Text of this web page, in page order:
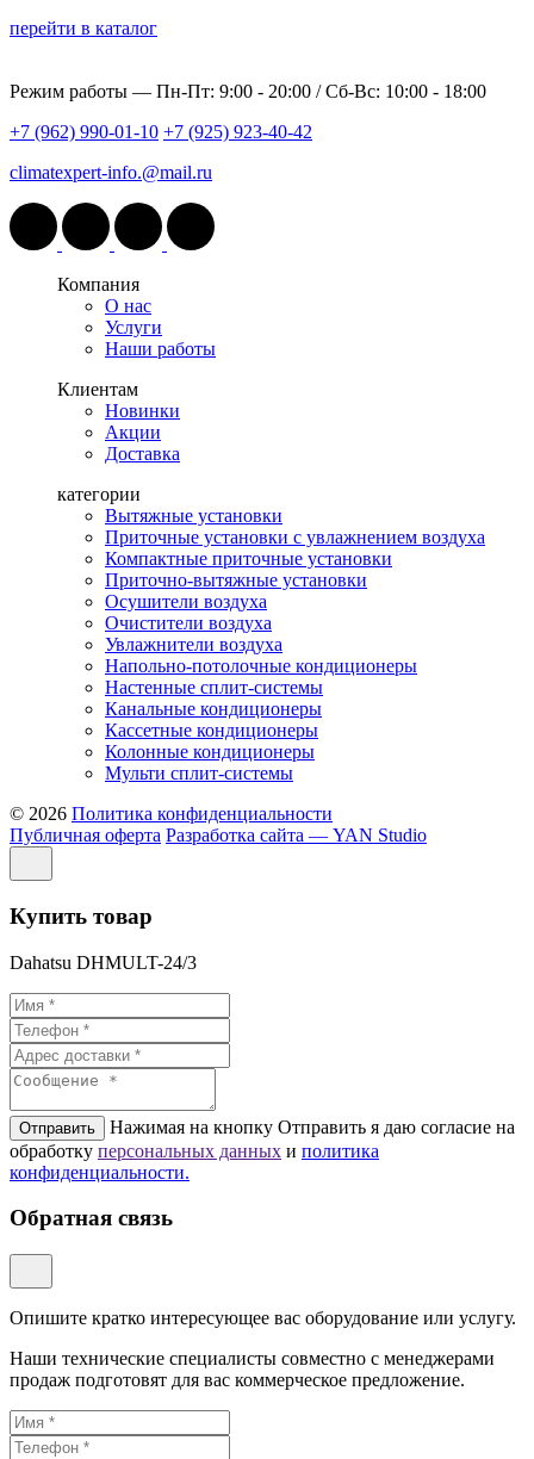
перейти в каталог
Режим работы — Пн-Пт: 9:00 - 20:00 / Сб-Вс: 10:00 - 18:00
+7 (962) 990-01-10 +7 (925) 923-40-42
climatexpert-info.@mail.ru
Компания
О нас
Услуги
Наши работы
Клиентам
Новинки
Акции
Доставка
категории
Вытяжные установки
Приточные установки с увлажнением воздуха
Компактные приточные установки
Приточно-вытяжные установки
Осушители воздуха
Очистители воздуха
Увлажнители воздуха
Напольно-потолочные кондиционеры
Настенные сплит-системы
Канальные кондиционеры
Кассетные кондиционеры
Колонные кондиционеры
Мульти сплит-системы
© 2026 Политика конфиденциальности
Публичная оферта Разработка сайта — YAN Studio
Купить товар
Dahatsu DHMULT-24/3
Отправить
Нажимая на кнопку Отправить я даю согласие на
обработку персональных данных и политикa
конфиденциальности.
Обратная связь
Опишите кратко интересующее вас оборудование или услугу.
Наши технические специалисты совместно с менеджерами
продаж подготовят для вас коммерческое предложение.